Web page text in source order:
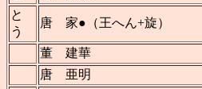
と
う
唐 家●（王へん+旋）
董 建華
唐 亜明